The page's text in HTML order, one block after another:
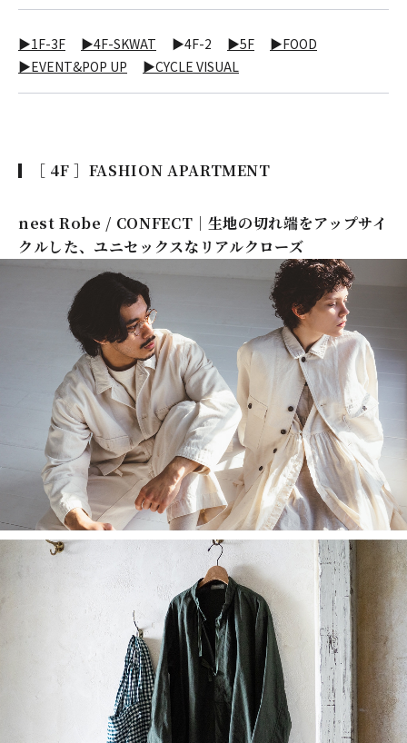
▶1F-3F ▶4F-SKWAT ▶4F-2 ▶5F
▶FOOD
▶EVENT&POP UP
▶CYCLE VISUAL
［ 4F ］FASHION APARTMENT
nest Robe / CONFECT｜生地の切れ端をアップサイ
クルした、ユニセックスなリアルクローズ